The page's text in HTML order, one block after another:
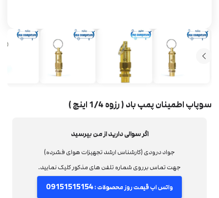
سوپاپ اطمینان پمپ باد ( رزوه 1/4 اینچ )
اگر سوالی دارید از من بپرسید
جواد درودی (کارشناس ارشد تجهیزات هوای فشرده)
جهت تماس برروی شماره تلفن های مذکور کلیک نمایید.
واتس اپ قیمت روز محصولات :09151515154